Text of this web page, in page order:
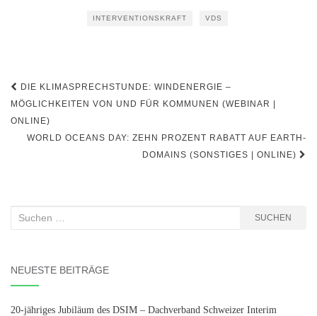
INTERVENTIONSKRAFT VDS
Beitragsnavigation
DIE KLIMASPRECHSTUNDE: WINDENERGIE –
MÖGLICHKEITEN VON UND FÜR KOMMUNEN (WEBINAR |
ONLINE)
WORLD OCEANS DAY: ZEHN PROZENT RABATT AUF EARTH-
DOMAINS (SONSTIGES | ONLINE)
Suchen
SUCHEN
NEUESTE BEITRÄGE
20-jähriges Jubiläum des DSIM – Dachverband Schweizer Interim